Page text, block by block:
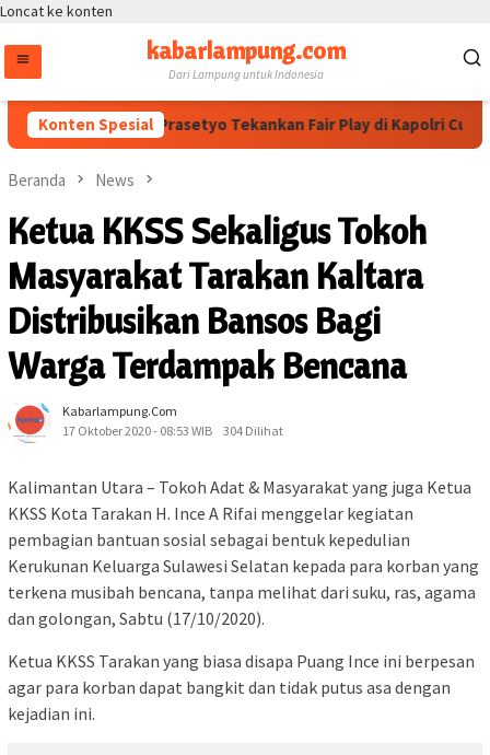
Loncat ke konten
kabarlampung.com
Dari Lampung untuk Indonesia
Konten Spesial
Wakapolri Dedi Prasetyo Tekankan Fair Play di Kapolri Cup 2026
Beranda News
Ketua KKSS Sekaligus Tokoh
Masyarakat Tarakan Kaltara
Distribusikan Bansos Bagi
Warga Terdampak Bencana
Kabarlampung.com
17 Oktober 2020 - 08:53 WIB
304 Dilihat
Kalimantan Utara – Tokoh Adat & Masyarakat yang juga Ketua
KKSS Kota Tarakan H. Ince A Rifai menggelar kegiatan
pembagian bantuan sosial sebagai bentuk kepedulian
Kerukunan Keluarga Sulawesi Selatan kepada para korban yang
terkena musibah bencana, tanpa melihat dari suku, ras, agama
dan golongan, Sabtu (17/10/2020).
Ketua KKSS Tarakan yang biasa disapa Puang Ince ini berpesan
agar para korban dapat bangkit dan tidak putus asa dengan
kejadian ini.